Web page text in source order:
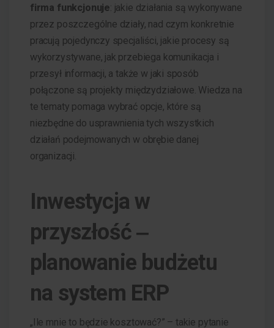
firma funkcjonuje: jakie działania są wykonywane
przez poszczególne działy, nad czym konkretnie
pracują pojedynczy specjaliści, jakie procesy są
wykorzystywane, jak przebiega komunikacja i
przesył informacji, a także w jaki sposób
połączone są projekty międzydziałowe. Wiedza na
te tematy pomaga wybrać opcje, które są
niezbędne do usprawnienia tych wszystkich
działań podejmowanych w obrębie danej
organizacji.
Inwestycja w
przyszłość ‒
planowanie budżetu
na system ERP
„Ile mnie to będzie kosztować?” – takie pytanie